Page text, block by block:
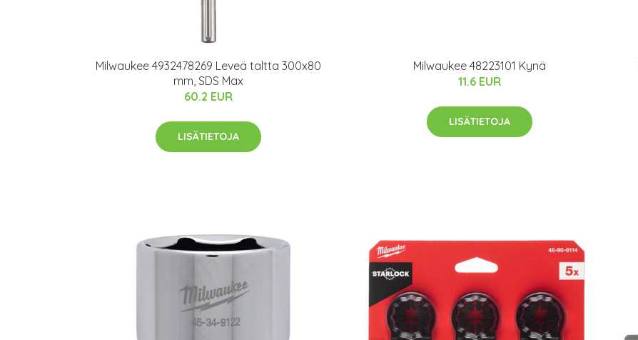
Milwaukee 4932478269 Leveä taltta 300x80
mm, SDS Max
60.2 EUR
LISÄTIETOJA
Milwaukee 48223101 Kynä
11.6 EUR
LISÄTIETOJA